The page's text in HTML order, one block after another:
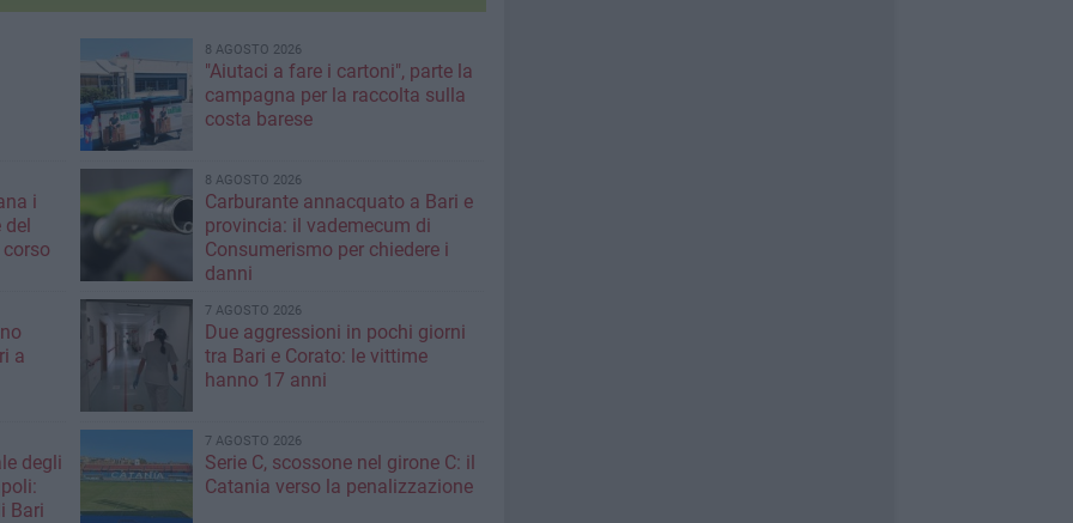
8 AGOSTO 2026
"Aiutaci a fare i cartoni", parte la
campagna per la raccolta sulla
costa barese
i
del
8 AGOSTO 2026
Carburante annacquato a Bari e
provincia: il vademecum di
Consumerismo per chiedere i
danni
a
7 AGOSTO 2026
Due aggressioni in pochi giorni
tra Bari e Corato: le vittime
hanno 17 anni
degli
Bari
7 AGOSTO 2026
Serie C, scossone nel girone C: il
Catania verso la penalizzazione